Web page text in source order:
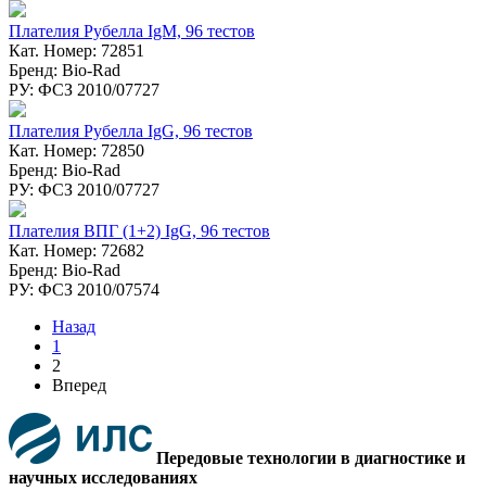
Плателия Рубелла IgM, 96 тестов
Кат. Номер: 72851
Бренд: Bio-Rad
РУ: ФСЗ 2010/07727
Плателия Рубелла IgG, 96 тестов
Кат. Номер: 72850
Бренд: Bio-Rad
РУ: ФСЗ 2010/07727
Плателия ВПГ (1+2) IgG, 96 тестов
Кат. Номер: 72682
Бренд: Bio-Rad
РУ: ФСЗ 2010/07574
Назад
1
2
Вперед
Передовые технологии в диагностике и
научных исследованиях